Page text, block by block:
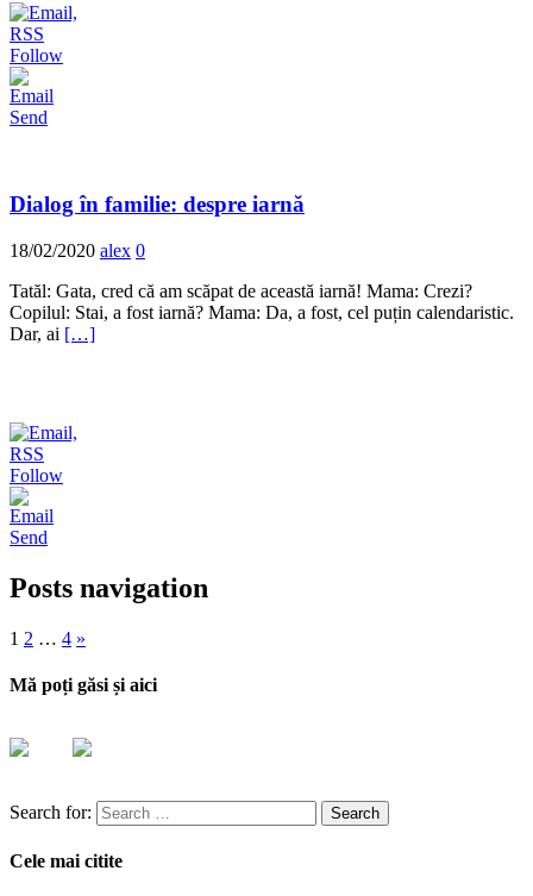
Follow
Send
Dialog în familie: despre iarnă
18/02/2020 alex 0
Tatăl: Gata, cred că am scăpat de această iarnă! Mama: Crezi?
Copilul: Stai, a fost iarnă? Mama: Da, a fost, cel puțin calendaristic.
Dar, ai […]
Follow
Send
Posts navigation
1 2 … 4 »
Mă poți găsi și aici
Search for:
Cele mai citite